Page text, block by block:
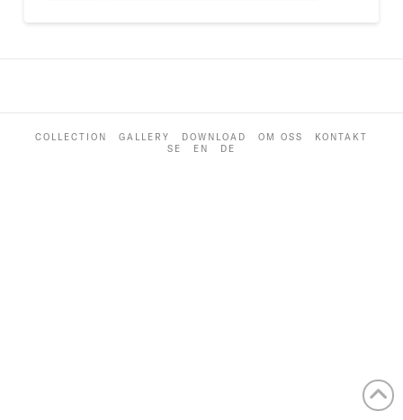
COLLECTION GALLERY DOWNLOAD OM OSS
KONTAKT
SE
EN DE